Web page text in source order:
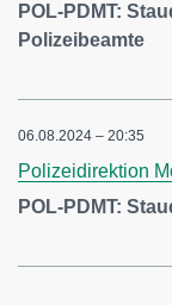
POL-PDMT:
Polizeibeamte
06.08.2024 – 20:35
Polizeidirektion
POL-PDMT: